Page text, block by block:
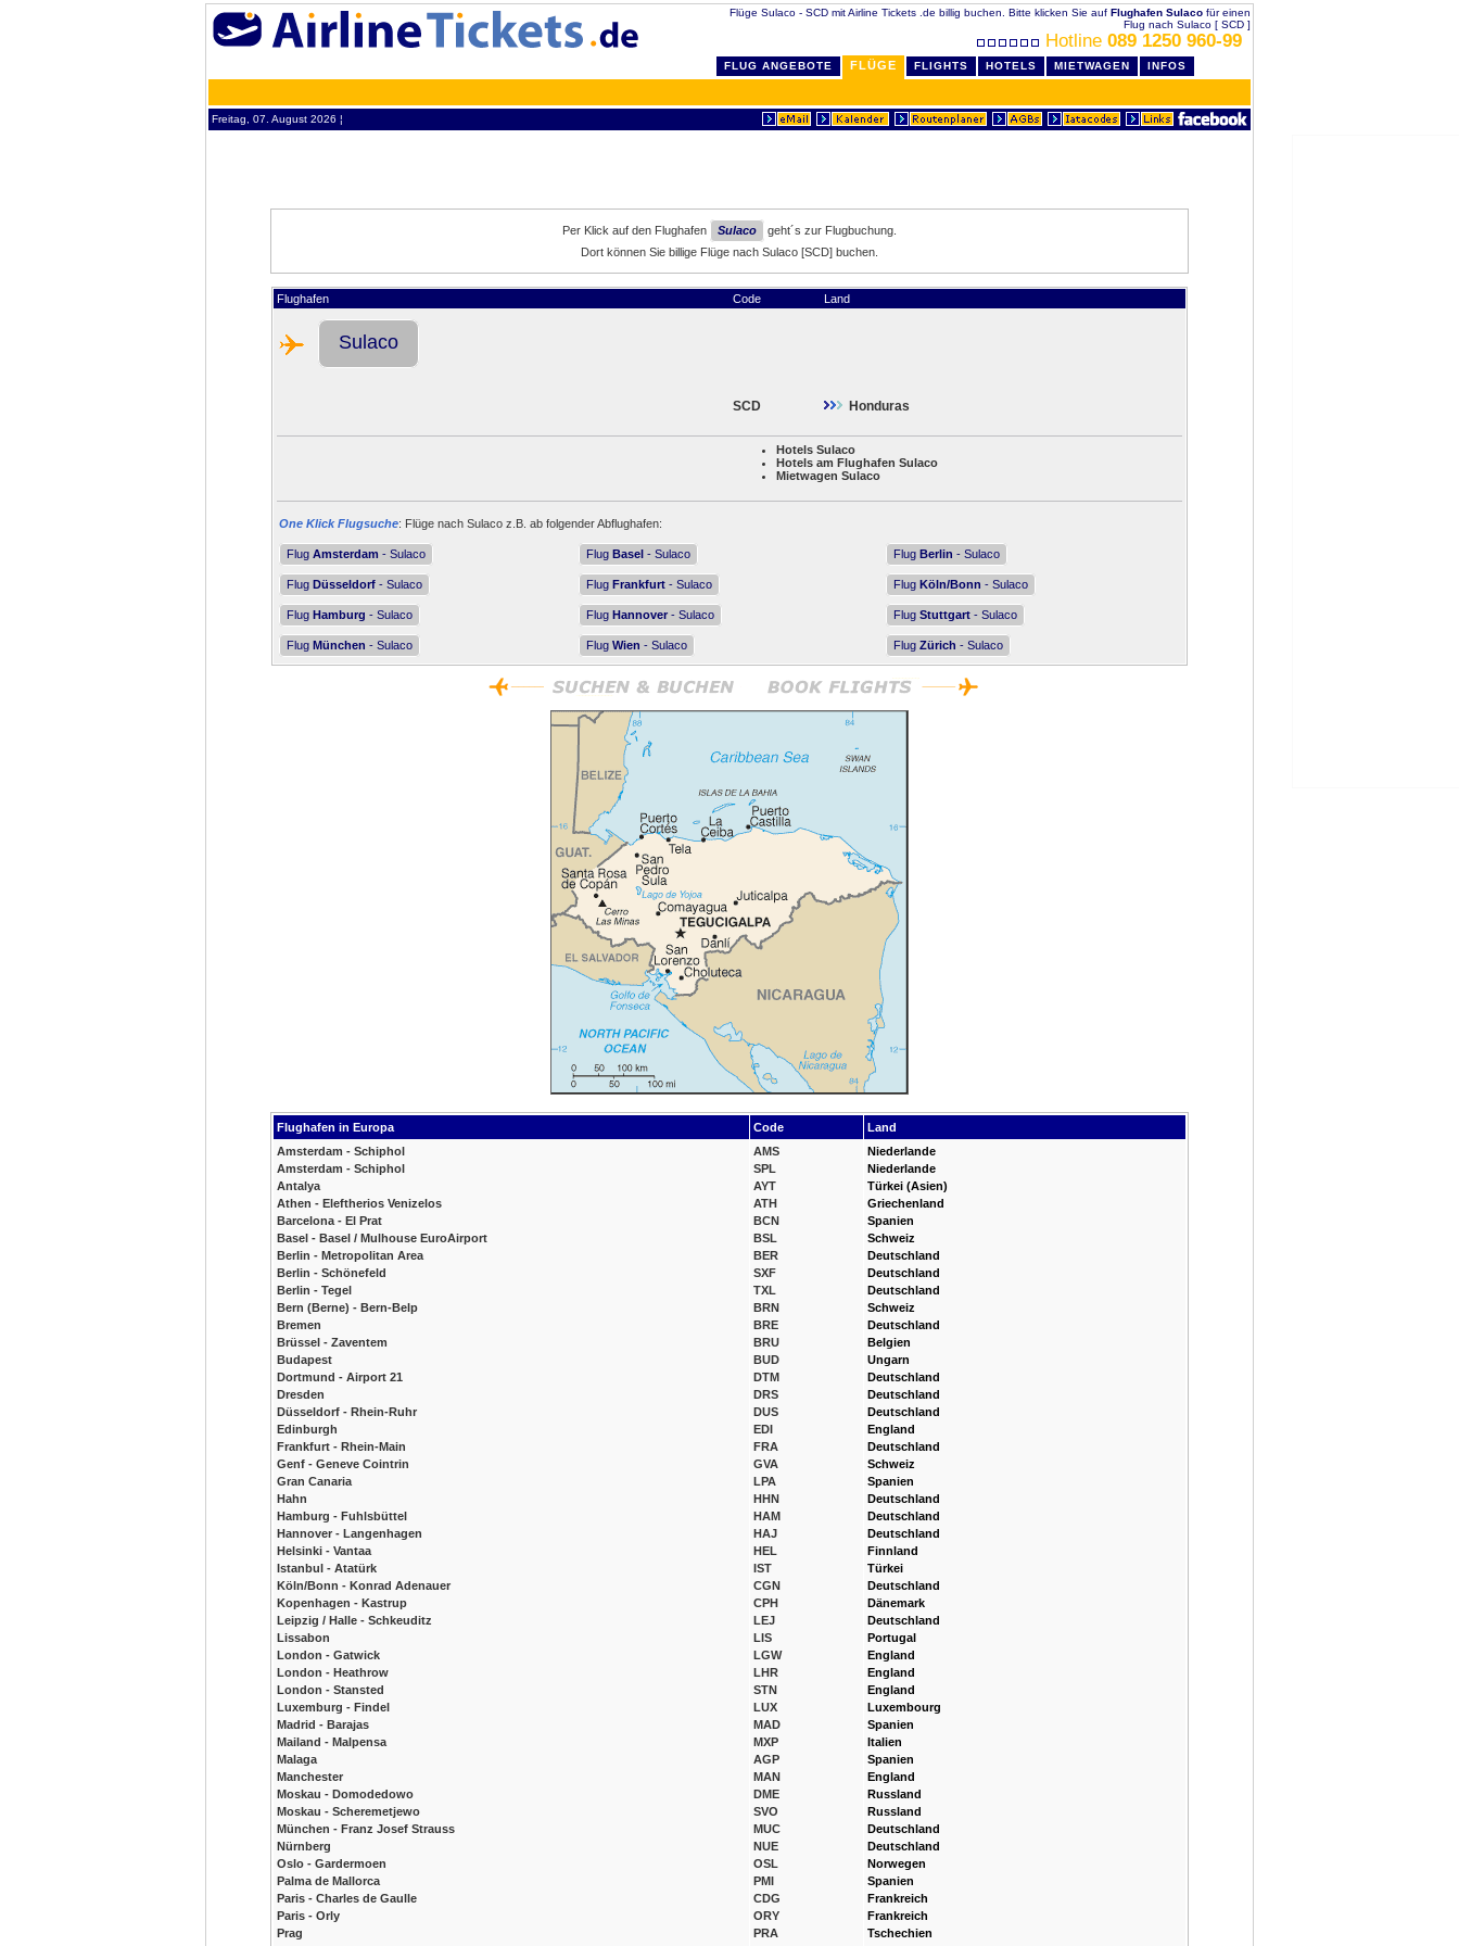
Flüge Sulaco - SCD mit Airline Tickets .de billig buchen. Bitte klicken Sie auf Flughafen Sulaco für einen
Flug nach Sulaco [ SCD ]
Hotline 089 1250 960-99
FLUG ANGEBOTE FLÜGE FLIGHTS HOTELS MIETWAGEN INFOS
Freitag, 07. August 2026 ¦
Per Klick auf den Flughafen Sulaco
geht´s zur Flugbuchung.
Dort können Sie billige Flüge nach Sulaco [SCD] buchen.
Flughafen Code Land
Sulaco
SCD Honduras
Hotels Sulaco
Hotels am Flughafen Sulaco
Mietwagen Sulaco
One Klick Flugsuche: Flüge nach Sulaco z.B. ab folgender Abflughafen:
Flug Amsterdam - Sulaco Flug Basel - Sulaco Flug Berlin - Sulaco
Flug Düsseldorf - Sulaco Flug Frankfurt - Sulaco Flug Köln/Bonn - Sulaco
Flug Hamburg - Sulaco Flug Hannover - Sulaco Flug Stuttgart - Sulaco
Flug München - Sulaco Flug Wien - Sulaco Flug Zürich - Sulaco
Flughafen in Europa Code
Land
Amsterdam - Schiphol
Amsterdam - Schiphol
Antalya
Athen - Eleftherios Venizelos
Barcelona - El Prat
Basel - Basel / Mulhouse EuroAirport
Berlin - Metropolitan Area
Berlin - Schönefeld
Berlin - Tegel
Bern (Berne) - Bern-Belp
Bremen
Brüssel - Zaventem
Budapest
Dortmund - Airport 21
Dresden
Düsseldorf - Rhein-Ruhr
Edinburgh
Frankfurt - Rhein-Main
Genf - Geneve Cointrin
Gran Canaria
Hahn
Hamburg - Fuhlsbüttel
Hannover - Langenhagen
Helsinki - Vantaa
Istanbul - Atatürk
Köln/Bonn - Konrad Adenauer
Kopenhagen - Kastrup
Leipzig / Halle - Schkeuditz
Lissabon
London - Gatwick
London - Heathrow
London - Stansted
Luxemburg - Findel
Madrid - Barajas
Mailand - Malpensa
Malaga
Manchester
Moskau - Domodedowo
Moskau - Scheremetjewo
München - Franz Josef Strauss
Nürnberg
Oslo - Gardermoen
Palma de Mallorca
Paris - Charles de Gaulle
Paris - Orly
Prag
AMS
SPL
AYT
ATH
BCN
BSL
BER
SXF
TXL
BRN
BRE
BRU
BUD
DTM
DRS
DUS
EDI
FRA
GVA
LPA
HHN
HAM
HAJ
HEL
IST
CGN
CPH
LEJ
LIS
LGW
LHR
STN
LUX
MAD
MXP
AGP
MAN
DME
SVO
MUC
NUE
OSL
PMI
CDG
ORY
PRA
Niederlande
Niederlande
Türkei (Asien)
Griechenland
Spanien
Schweiz
Deutschland
Deutschland
Deutschland
Schweiz
Deutschland
Belgien
Ungarn
Deutschland
Deutschland
Deutschland
England
Deutschland
Schweiz
Spanien
Deutschland
Deutschland
Deutschland
Finnland
Türkei
Deutschland
Dänemark
Deutschland
Portugal
England
England
England
Luxembourg
Spanien
Italien
Spanien
England
Russland
Russland
Deutschland
Deutschland
Norwegen
Spanien
Frankreich
Frankreich
Tschechien